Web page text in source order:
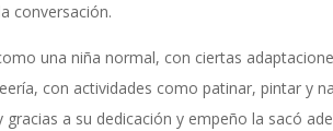
conversación.
una niña normal, con ciertas
con actividades como patinar, pintar y
gracias a su dedicación y empeño la sacó